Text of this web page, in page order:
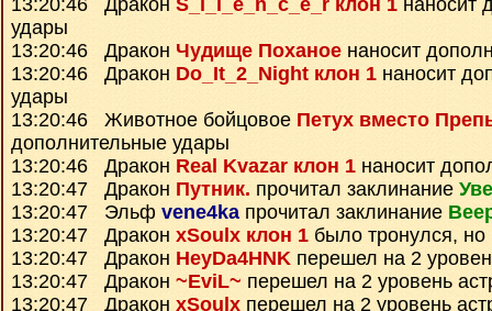
13:20:46 Дракон S_i_l_e_n_c_e_r клон 1 наносит
удары
13:20:46 Дракон Чудище Поханое наносит
13:20:46 Дракон Do_It_2_Night клон 1 наносит
удары
13:20:46 Животное бойцовое Петух вместо
дополнительные удары
13:20:46 Дракон Real Kvazar клон 1 наносит
13:20:47 Дракон Путник. прочитал заклинание
13:20:47 Эльф vene4kaпрочитал заклинание
13:20:47 Дракон xSoulx клон 1 было тронулся,
13:20:47 Дракон HeyDa4HNK перешел на 2
13:20:47 Дракон ~EviL~ перешел на 2 уровень
13:20:47 Дракон xSoulx перешел на 2 уровень